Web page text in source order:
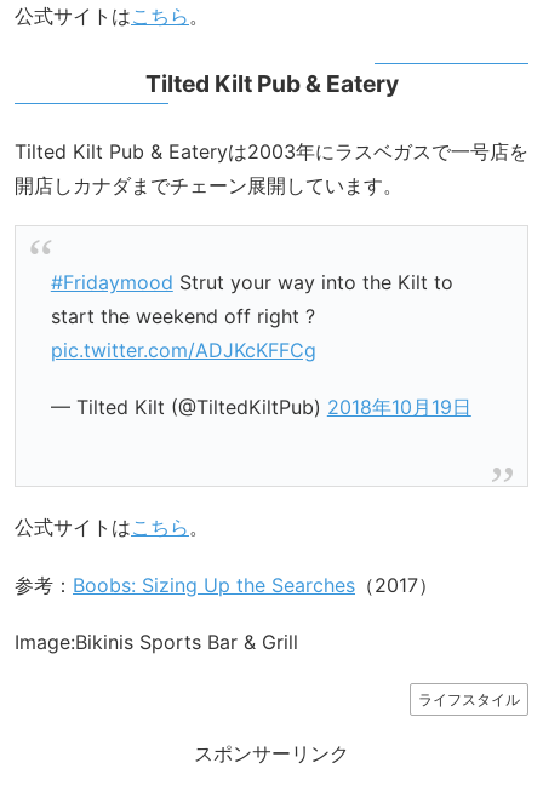
公式サイトはこちら 。
Tilted Kilt Pub & Eatery
Tilted Kilt Pub & Eateryは2003年にラスベガスで一号店を
開店しカナダまでチェーン展開しています。
#Fridaymood Strut your way into the Kilt to
start the weekend off right ?
pic.twitter.com/ADJKcKFFCg
— Tilted Kilt (@TiltedKiltPub) 2018年10月19日
公式サイトはこちら。
参考： Boobs: Sizing Up the Searches （2017）
Image:Bikinis Sports Bar & Grill
ライフスタイル
スポンサーリンク